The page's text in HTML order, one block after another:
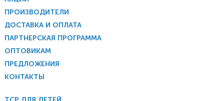
ПРОИЗВОДИТЕЛИ
ДОСТАВКА И ОПЛАТА
ПАРТНЕРСКАЯ ПРОГРАММА
ОПТОВИКАМ
ПРЕДЛОЖЕНИЯ
КОНТАКТЫ